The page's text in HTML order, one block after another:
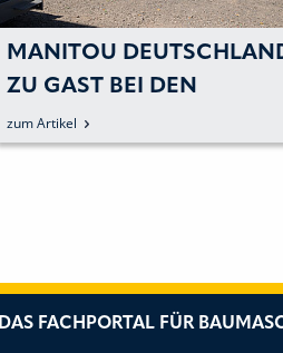
MANITOU
ZU GAST BEI DEN
„INNOVATIONSTAGEN
zum Artikel
DAS FACHPORTAL FÜR